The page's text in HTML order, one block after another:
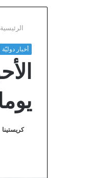
الرئيسية
أخبار دوليّة
كريستينا